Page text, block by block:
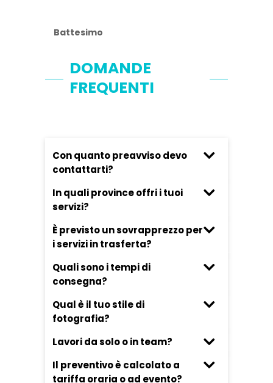
Battesimo
DOMANDE
FREQUENTI
Con quanto preavviso devo
contattarti?
In quali province offri i tuoi
servizi?
È previsto un sovrapprezzo per
i servizi in trasferta?
Quali sono i tempi di
consegna?
Qual è il tuo stile di
fotografia?
Lavori da solo o in team?
Il preventivo è calcolato a
tariffa oraria o ad evento?